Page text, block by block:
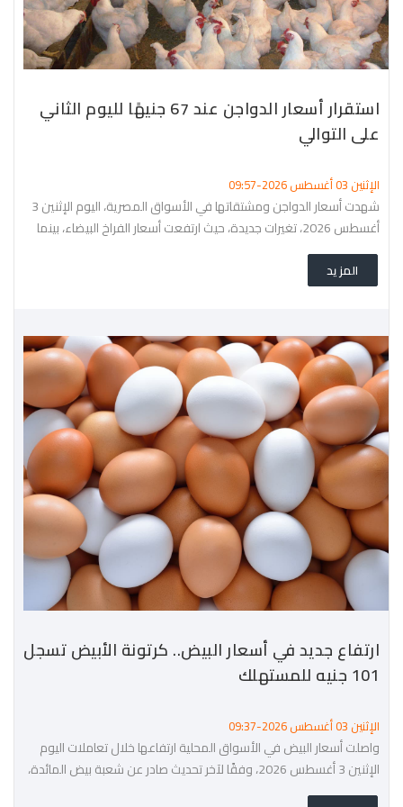
استقرار أسعار الدواجن عند 67 جنيهًا لليوم الثاني
على التوالي
الإثنين 03 أغسطس 2026-09:57
شهدت أسعار الدواجن ومشتقاتها في الأسواق المصرية، اليوم الإثنين 3
أغسطس 2026، تغيرات جديدة، حيث ارتفعت أسعار الفراخ البيضاء، بينما
استقرت أسعار الساسو والبلدي، مع استمرار تباين
المزيد
ارتفاع جديد في أسعار البيض.. كرتونة الأبيض تسجل
101 جنيه للمستهلك
الإثنين 03 أغسطس 2026-09:37
واصلت أسعار البيض في الأسواق المحلية ارتفاعها خلال تعاملات اليوم
الإثنين 3 أغسطس 2026، وفقًا لآخر تحديث صادر عن شعبة بيض المائدة،
حيث سجل البيض الأبيض والأحمر زيادات